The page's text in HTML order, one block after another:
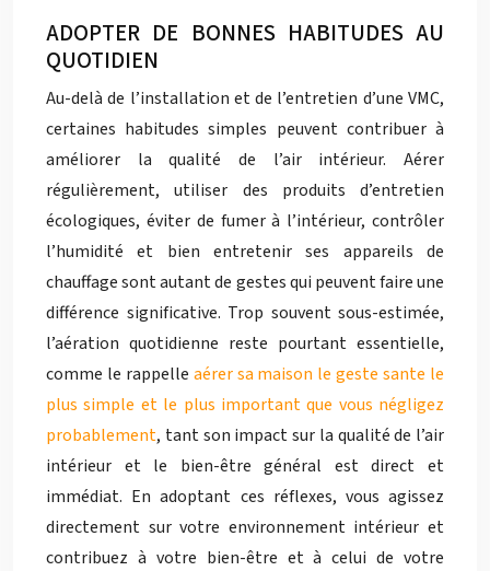
ADOPTER DE BONNES HABITUDES AU
QUOTIDIEN
Au-delà de l’installation et de l’entretien d’une VMC,
certaines habitudes simples peuvent contribuer à
améliorer la qualité de l’air intérieur. Aérer
régulièrement, utiliser des produits d’entretien
écologiques, éviter de fumer à l’intérieur, contrôler
l’humidité et bien entretenir ses appareils de
chauffage sont autant de gestes qui peuvent faire une
différence significative. Trop souvent sous-estimée,
l’aération quotidienne reste pourtant essentielle,
comme le rappelle aérer sa maison le geste sante le
plus simple et le plus important que vous négligez
probablement, tant son impact sur la qualité de l’air
intérieur et le bien-être général est direct et
immédiat. En adoptant ces réflexes, vous agissez
directement sur votre environnement intérieur et
contribuez à votre bien-être et à celui de votre